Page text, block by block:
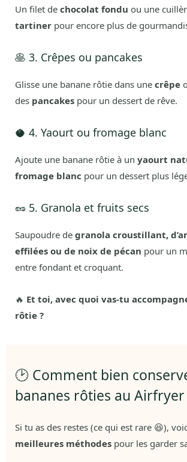
Un filet de chocolat fondu ou une
tartiner pour encore plus de
🥞 3. Crêpes ou pancakes
Glisse une banane rôtie dans une crêpe
des pancakes pour un dessert de rêve.
🥥 4. Yaourt ou fromage blanc
Ajoute une banane rôtie à un yaourt
fromage blanc pour un dessert plus
🥜 5. Granola et fruits secs
Saupoudre de granola croustillant,
effilées ou de noix de pécan pour un
entre fondant et croquant.
🔥 Et toi, avec quoi vas-tu
rôtie ?
🕑 Comment bien
bananes rôties au Airfryer
Si tu as des restes (ce qui est rare 😆),
meilleures méthodes pour les garder